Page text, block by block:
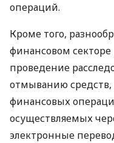
операций.
Кроме того,
финансовом
проведение
отмыванию
финансовых
осуществляемых
электронные